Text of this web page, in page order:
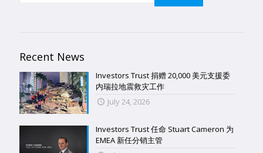
Recent News
Investors Trust 捐赠 20,000 美元支援委
内瑞拉地震救灾工作
July 24, 2026
Investors Trust 任命 Stuart Cameron 为
EMEA 新任分销主管